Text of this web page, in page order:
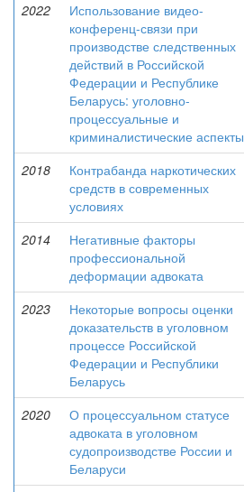
2022
Использование видео-
конференц-связи при
производстве следственных
действий в Российской
Федерации и Республике
Беларусь: уголовно-
процессуальные и
криминалистические аспекты
2018
Контрабанда наркотических
средств в современных
условиях
2014
Негативные факторы
профессиональной
деформации адвоката
2023
Некоторые вопросы оценки
доказательств в уголовном
процессе Российской
Федерации и Республики
Беларусь
2020
О процессуальном статусе
адвоката в уголовном
судопроизводстве России и
Беларуси